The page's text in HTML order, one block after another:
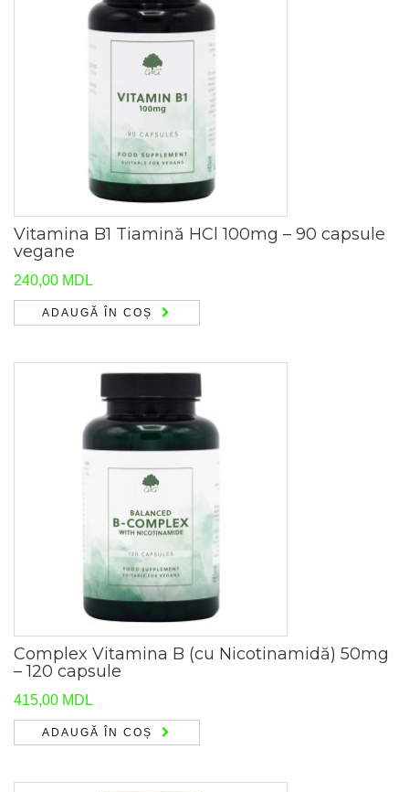
Vitamina B1 Tiamină HCl 100mg – 90 capsule
vegane
240,00 MDL
ADAUGĂ ÎN COȘ
Complex Vitamina B (cu Nicotinamidă) 50mg
– 120 capsule
415,00 MDL
ADAUGĂ ÎN COȘ